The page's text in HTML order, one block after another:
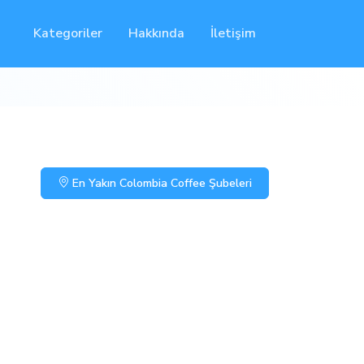
Kategoriler Hakkında İletişim
En Yakın Colombia Coffee Şubeleri